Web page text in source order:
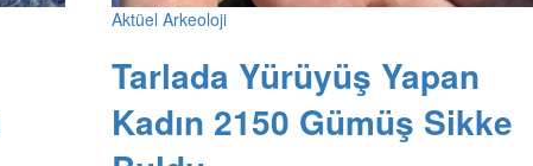
Aktüel Arkeoloji
Tarlada Yürüyüş Yapan
Kadın 2150 Gümüş Sikke